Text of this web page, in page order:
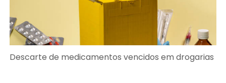
Descarte de medicamentos vencidos em drogarias